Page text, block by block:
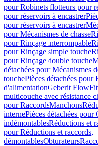
pour Robinets flotteurs pour
pour réservoirs à encastrer
pour réservoirs à encastrer
pour Mécanismes de chasse
pour Rinçage interrompable
pour Rinçage simple touche
pour Rinçage double touche
détachées pour Mécanismes
touchePièces détachées pour
d'alimentationGeberit FlowFit
multicouche avec résistance
pour RaccordsManchons
internePièces détachées
indémontablesRéductions et
pour Réductions et raccords,
démontablesObturateurs